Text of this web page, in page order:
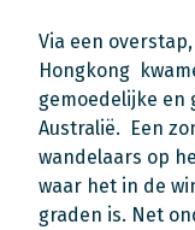
Via een
Hongkong
gemoedelijke en
Australië. Een
wandelaars op
waar het in de
graden is. Net